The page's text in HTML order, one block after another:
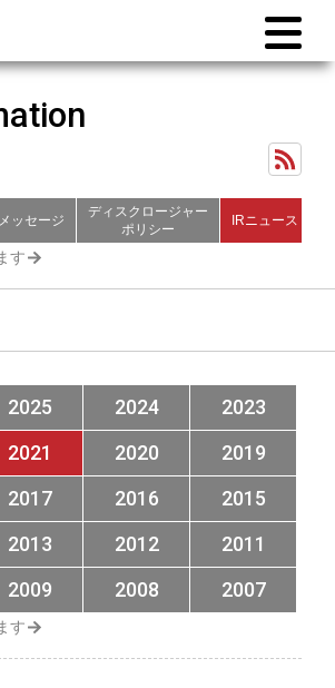
ッセージ
ディスクロージャー
ポリシー
IRニュース
2025 2024
2023
2021 2020
2019
2017 2016
2015
2013 2012
2011
2009 2008 2007